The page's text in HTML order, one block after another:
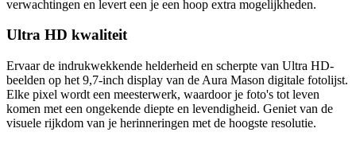
verwachtingen en levert een je een hoop extra mogelijkheden.
Ultra HD kwaliteit
Ervaar de indrukwekkende helderheid en scherpte van Ultra HD-
beelden op het 9,7-inch display van de Aura Mason digitale fotolijst.
Elke pixel wordt een meesterwerk, waardoor je foto's tot leven
komen met een ongekende diepte en levendigheid. Geniet van de
visuele rijkdom van je herinneringen met de hoogste resolutie.